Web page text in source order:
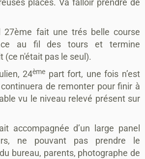
places. Va falloir prendre de
27ème fait une trés belle course
au fil des tours et termine
n'était pas le seul).
24ème part fort, une fois n’est
de remonter pour finir à
vu le niveau relevé présent sur
accompagnée d’un large panel
ne pouvant pas prendre le
bureau, parents, photographe de